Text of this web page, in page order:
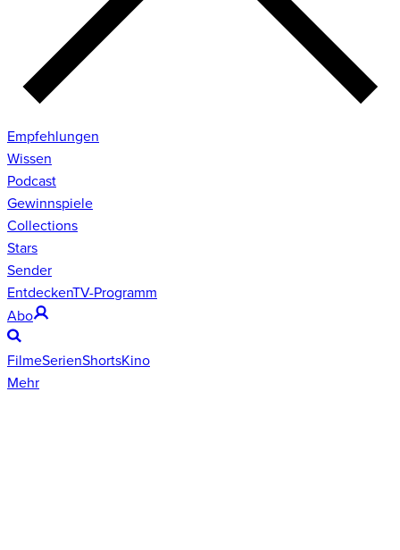
Empfehlungen
Wissen
Podcast
Gewinnspiele
Collections
Stars
Sender
EntdeckenTV-Programm
Abo
FilmeSerienShortsKino
Mehr